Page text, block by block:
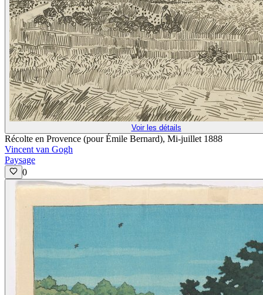
Voir les détails
Récolte en Provence (pour Émile Bernard), Mi-juillet 1888
Vincent van Gogh
Paysage
0